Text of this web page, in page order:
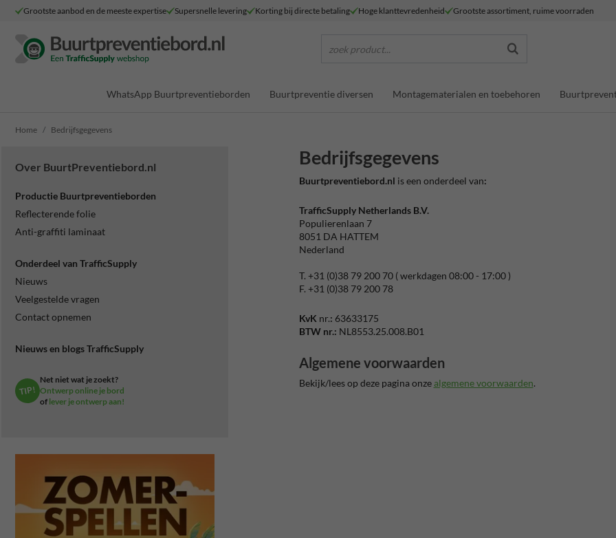
Grootste aanbod en de meeste expertise Supersnelle levering Korting bij directe betaling Hoge klanttevredenheid Grootste assortiment, ruime voorraden
zoek product...
WhatsApp Buurtpreventieborden Buurtpreventie diversen Montagematerialen en toebehoren
Home Bedrijfsgegevens
Over BuurtPreventiebord.nl
Productie Buurtpreventieborden
Reflecterende folie
Anti-graffiti laminaat
Onderdeel van TrafficSupply
Nieuws
Veelgestelde vragen
Contact opnemen
Nieuws en blogs TrafficSupply
TIP!
Net niet wat je zoekt?
Ontwerp online je bord
of lever je ontwerp aan!
Bedrijfsgegevens
Buurtpreventiebord.nl is een onderdeel van:
TrafficSupply Netherlands B.V.
Populierenlaan 7
8051 DA HATTEM
Nederland
T. +31 (0)38 79 200 70( werkdagen 08:00 - 17:00 )
F. +31 (0)38 79 200 78
KvK nr.: 63633175
BTW nr.: NL8553.25.008.B01
Algemene voorwaarden
Bekijk/lees op deze pagina onze algemene voorwaarden.